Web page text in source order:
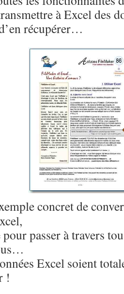
à Excel des
récupérer…
concret de
passer à travers
Excel soient
!